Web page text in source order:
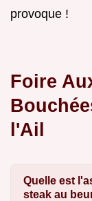
provoque !
Foire
l'Ail
Quelle est
steak au